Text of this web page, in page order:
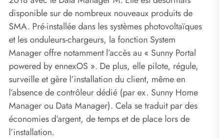
disponible sur de nombreux nouveaux produits de
SMA. Pré-installée dans les systèmes photovoltaïques
et les onduleurs-chargeurs, la fonction System
Manager offre notamment l’accès au « Sunny Portal
powered by ennexOS ». De plus, elle pilote, régule,
surveille et gère l’installation du client, même en
l’absence de contrôleur dédié (par ex. Sunny Home
Manager ou Data Manager). Cela se traduit par des
économies d’argent, de temps et de place lors de
l’installation.